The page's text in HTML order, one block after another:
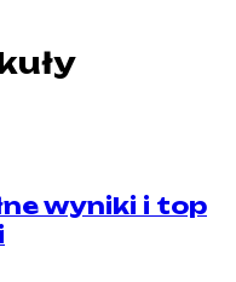
wyniki i top